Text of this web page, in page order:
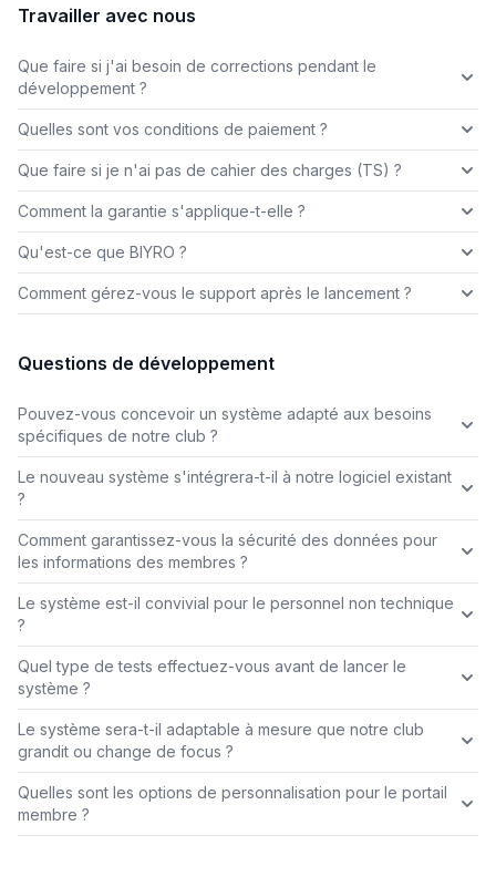
Travailler avec nous
Que faire si j'ai besoin de corrections pendant le
développement ?
Quelles sont vos conditions de paiement ?
Que faire si je n'ai pas de cahier des charges (TS) ?
Comment la garantie s'applique-t-elle ?
Qu'est-ce que BIYRO ?
Comment gérez-vous le support après le lancement ?
Questions de développement
Pouvez-vous concevoir un système adapté aux besoins
spécifiques de notre club ?
Le nouveau système s'intégrera-t-il à notre logiciel existant
?
Comment garantissez-vous la sécurité des données pour
les informations des membres ?
Le système est-il convivial pour le personnel non technique
?
Quel type de tests effectuez-vous avant de lancer le
système ?
Le système sera-t-il adaptable à mesure que notre club
grandit ou change de focus ?
Quelles sont les options de personnalisation pour le portail
membre ?